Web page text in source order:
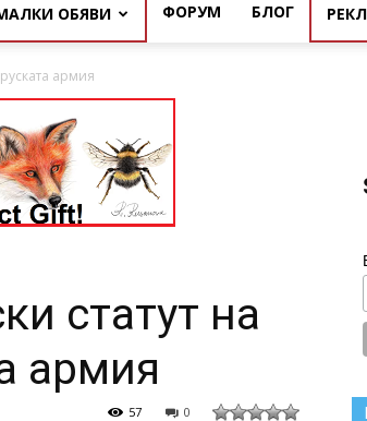
ОБЯВИ ФОРУМ БЛОГ
армия
статут на
армия
0
57